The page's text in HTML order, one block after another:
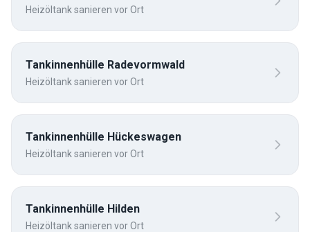
Heizöltank sanieren vor Ort
Tankinnenhülle Radevormwald
Heizöltank sanieren vor Ort
Tankinnenhülle Hückeswagen
Heizöltank sanieren vor Ort
Tankinnenhülle Hilden
Heizöltank sanieren vor Ort